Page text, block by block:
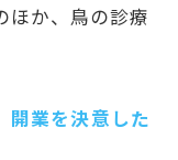
ほか、鳥の診療
開業を決意した